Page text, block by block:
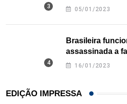
Texas
05/01/2023
Brasileira
assassinada a
16/01/2023
EDIÇÃO IMPRESSA